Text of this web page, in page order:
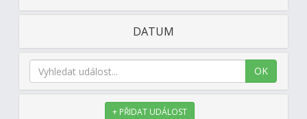
DATUM
OK
+ PŘIDAT UDÁLOST